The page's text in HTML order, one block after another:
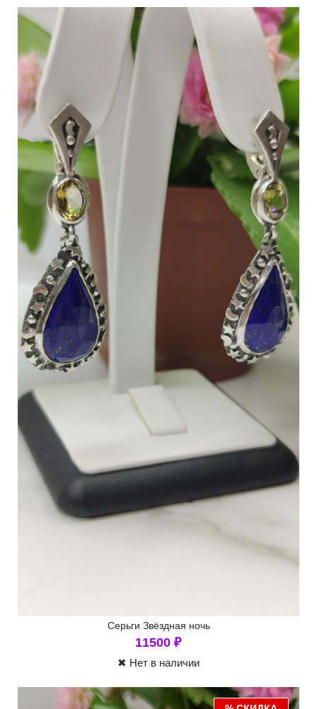
Серьги Звёздная ночь
11500 ₽
✖ Нет в наличии